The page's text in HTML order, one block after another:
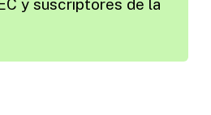
y suscriptores de la